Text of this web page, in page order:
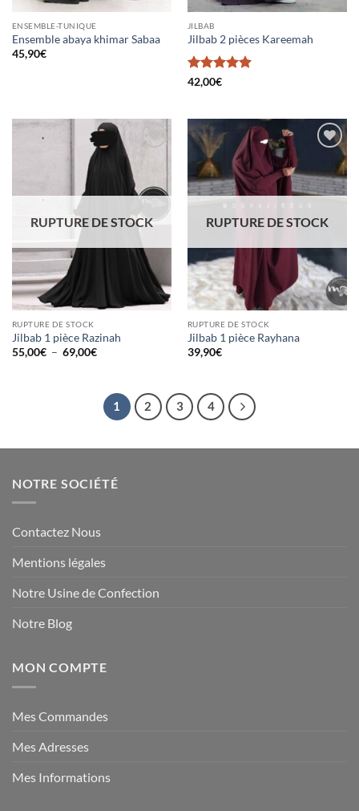
ENSEMBLE-TUNIQUE
Ensemble abaya khimar Sabaa
45,90€
JILBAB
Jilbab 2 pièces Kareemah
Note5
42,00€
à la liste
d’envies
RUPTURE DE STOCK
RUPTURE DE STOCK
Jilbab 1 pièce Razinah
55,00€ – 69,00€Plage
69,00€
à la liste
d’envies
RUPTURE DE STOCK
RUPTURE DE STOCK
Jilbab 1 pièce Rayhana
39,90€
1 2 3 4
NOTRE SOCIÉTÉ
Contactez Nous
Mentions légales
Notre Usine de Confection
Notre Blog
MON COMPTE
Mes Commandes
Mes Adresses
Mes Informations